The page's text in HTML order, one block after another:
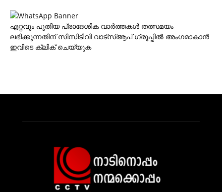
എറ്റവും പുതിയ പ്രാദേശിക വാര്‍ത്തകള്‍ തത്സമയം
ലഭിക്കുന്നതിന് സിസിടിവി വാട്‌സ്ആപ് ഗ്രൂപ്പില്‍ അംഗമാകാന്‍
ഇവിടെ ക്ലിക് ചെയ്യുക